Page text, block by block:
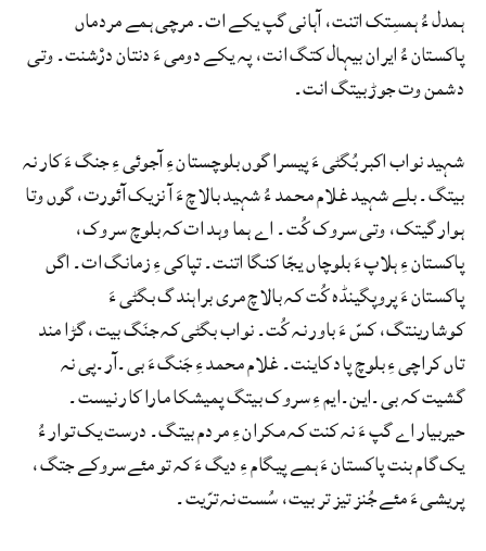
ہمدل ءُ ہمسِتک اتنت، آہانی گپ یکے ات۔ مرچی ہمے مردماں
پاکستان ءُ ایران بیہال کتگ انت، پہ یکے دومی ءَ دنتان درْشنت۔ وتی
دشمن وت جوڑ بیتگ انت۔
شہید نواب اکبر بُگٹی ءَ پیسرا گوں بلوچستان ءِ آجوئی ءِ جنگ ءَ کار نہ
بیتگ۔ بلے شہید غلام محمد ءُ شہید بالاچ ءَ آ نزیک آئورت، گوں وتا
ہوار گیتک، وتی سروک کُت۔ اے ہما وہد ات کہ بلوچ سروک،
پاکستان ءِ ہلاپ ءَ بلوچاں یجّا کنگا اتنت۔ تپاکی ءِ زمانگ ات۔ اگں
پاکستان ءَ پروپگینڈہ کُت کہ بالاچ مری براہندگ بگٹی ءَ
کوشارینتگ، کسّ ءَ باور نہ کُت۔ نواب بگٹی کہ جنَگ بیت، گڑا مند
تاں کراچی ءِ بلوچ پاد کاینت۔ غلام محمد ءِ جَنگ ءَ بی۔آر۔پی نہ
گشیت کہ بی۔این۔ایم ءِ سروک بیتگ پمیشکا مارا کار نیست۔
حیربیار اے گپ ءَ نہ کنت کہ مکران ءِ مردم بیتگ۔ درست یک توار ءُ
یک گام بنت پاکستان ءَ ہمے پیگام ءِ دیگ ءَ کہ تو مئےسروکے جتگ،
پریشی ءَ مئے جُنز تیز تر بیت، سُست نہ ترّیت۔